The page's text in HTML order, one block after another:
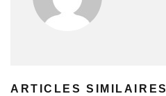
ARTICLES SIMILAIRES